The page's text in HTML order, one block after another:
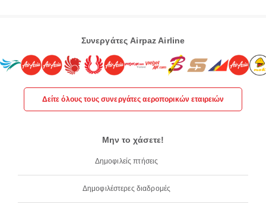
Συνεργάτες Airpaz Airline
Δείτε όλους τους συνεργάτες αεροπορικών εταιρειών
Μην το χάσετε!
Δημοφιλείς πτήσεις
Δημοφιλέστερες διαδρομές